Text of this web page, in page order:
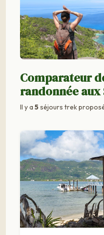
Comparateur
randonnée aux
Il y a 5séjours trek